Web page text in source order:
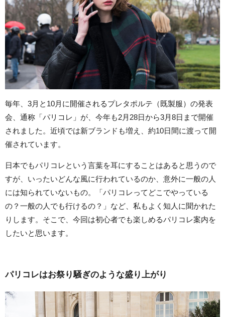
毎年、3月と10月に開催されるプレタポルテ（既製服）の発表
会、通称「パリコレ」が、今年も2月28日から3月8日まで開催
されました。近頃では新ブランドも増え、約10日間に渡って開
催されています。
日本でもパリコレという言葉を耳にすることはあると思うので
すが、いったいどんな風に行われているのか、意外に一般の人
には知られていないもの。「パリコレってどこでやっている
の？一般の人でも行けるの？」など、私もよく知人に聞かれた
りします。そこで、今回は初心者でも楽しめるパリコレ案内を
したいと思います。
パリコレはお祭り騒ぎのような盛り上がり